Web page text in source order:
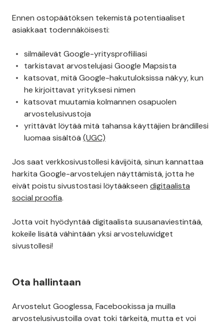
Ennen ostopäätöksen tekemistä potentiaaliset
asiakkaat todennäköisesti:
silmäilevät Google-yritysprofiiliasi
tarkistavat arvostelujasi Google Mapsista
katsovat, mitä Google-hakutuloksissa näkyy, kun
he kirjoittavat yrityksesi nimen
katsovat muutamia kolmannen osapuolen
arvostelusivustoja
yrittävät löytää mitä tahansa käyttäjien brändillesi
luomaa sisältöä (UGC)
Jos saat verkkosivustollesi kävijöitä, sinun kannattaa
harkita Google-arvostelujen näyttämistä, jotta he
eivät poistu sivustostasi löytääkseen digitaalista
social proofia.
Jotta voit hyödyntää digitaalista suusanaviestintää,
kokeile lisätä vähintään yksi arvosteluwidget
sivustollesi!
Ota hallintaan
Arvostelut Googlessa, Facebookissa ja muilla
arvostelusivustoilla ovat toki tärkeitä, mutta et voi